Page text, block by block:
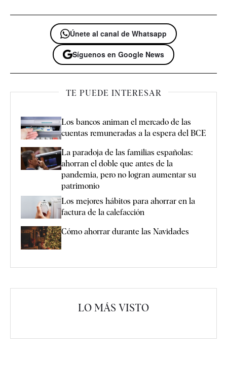
Únete al canal de Whatsapp
Síguenos en Google News
TE PUEDE INTERESAR
Los bancos animan el mercado de las
cuentas remuneradas a la espera del BCE
La paradoja de las familias españolas:
ahorran el doble que antes de la
pandemia, pero no logran aumentar su
patrimonio
Los mejores hábitos para ahorrar en la
factura de la calefacción
Cómo ahorrar durante las Navidades
LO MÁS VISTO